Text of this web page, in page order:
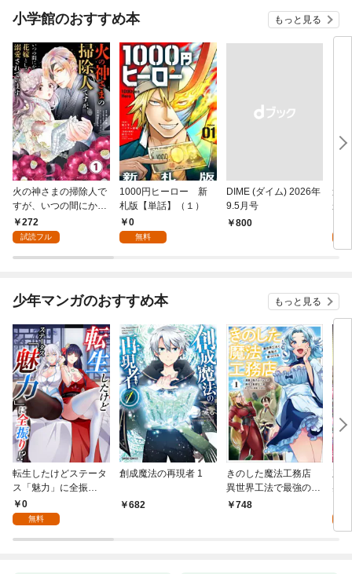
小学館のおすすめ本 もっと見る
火の神さまの掃除人で
すが、いつの間にか花
嫁として溺愛されてい
ます【単話】（１）
272
試読フル
1000円ヒーロー 新
札版【単話】（１）
0
無料
DIME (ダイム) 2026年
9.5月号
￥800
追
か
れ
（
少年マンガのおすすめ本 もっと見る
転生したけどステータ
ス「魅力」に全振
り！？(1)
0
無料
創成魔法の再現者 1
682
きのした魔法工務店
異世界工法で最強の家
づくりを（コミック）
748
兆
る